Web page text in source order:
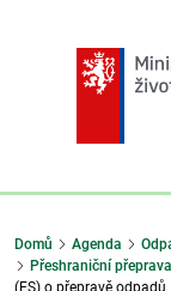
Domů Agenda
Přeshraniční
(ES) o přepravě odpadů